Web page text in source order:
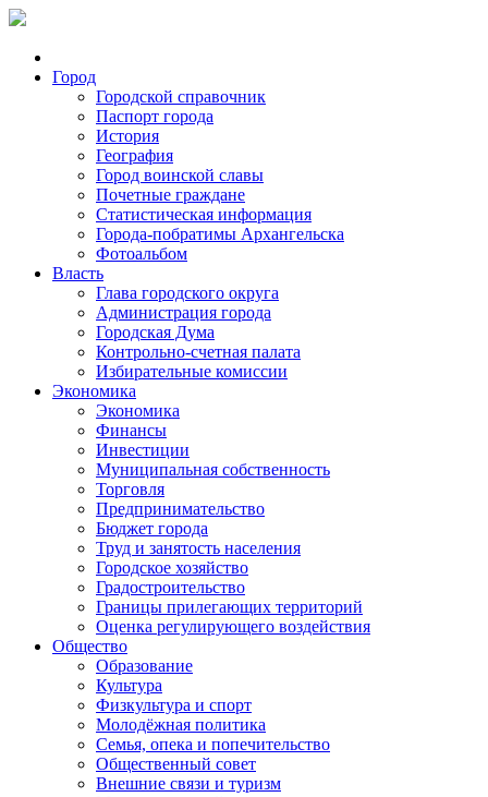
Город
Городской справочник
Паспорт города
История
География
Город воинской славы
Почетные граждане
Статистическая информация
Города-побратимы Архангельска
Фотоальбом
Власть
Глава городского округа
Администрация города
Городская Дума
Контрольно-счетная палата
Избирательные комиссии
Экономика
Экономика
Финансы
Инвестиции
Муниципальная собственность
Торговля
Предпринимательство
Бюджет города
Труд и занятость населения
Городское хозяйство
Градостроительство
Границы прилегающих территорий
Оценка регулирующего воздействия
Общество
Образование
Культура
Физкультура и спорт
Молодёжная политика
Семья, опека и попечительство
Общественный совет
Внешние связи и туризм